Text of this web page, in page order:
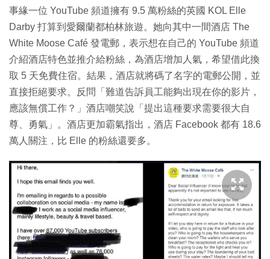
事緣一位 YouTube 頻道擁有 9.5 萬粉絲的英國 KOL Elle
Darby 打算到愛爾蘭都柏林旅遊。她向其中一間酒店 The
White Moose Café 發電郵，表示想在自己的 YouTube 頻道
介紹酒店特色並推介給粉絲，為酒店增加人氣，希望借此換
取 5 天免費住宿。結果，酒店就將碼了名字的電郵公開，並
直接拒絕要求。反問「難道告訴員工能夠出現在你的影片，
應該無償工作？」酒店嘲笑說「提出這種要求需要很大自
尊、勇氣」。酒店更加霸氣指出，酒店 Facebook 都有 18.6
萬人關注，比 Elle 的粉絲還要多。